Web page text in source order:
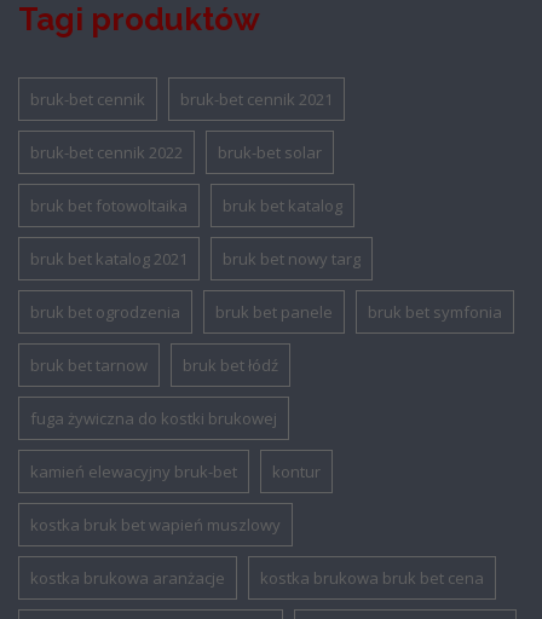
Tagi produktów
bruk-bet cennik bruk-bet cennik 2021
bruk-bet cennik 2022 bruk-bet solar
bruk bet fotowoltaika bruk bet katalog
bruk bet katalog 2021 bruk bet nowy targ
bruk bet ogrodzenia bruk bet panele bruk bet symfonia
bruk bet tarnow bruk bet łódź
fuga żywiczna do kostki brukowej
kamień elewacyjny bruk-bet kontur
kostka bruk bet wapień muszlowy
kostka brukowa aranżacje kostka brukowa bruk bet cena